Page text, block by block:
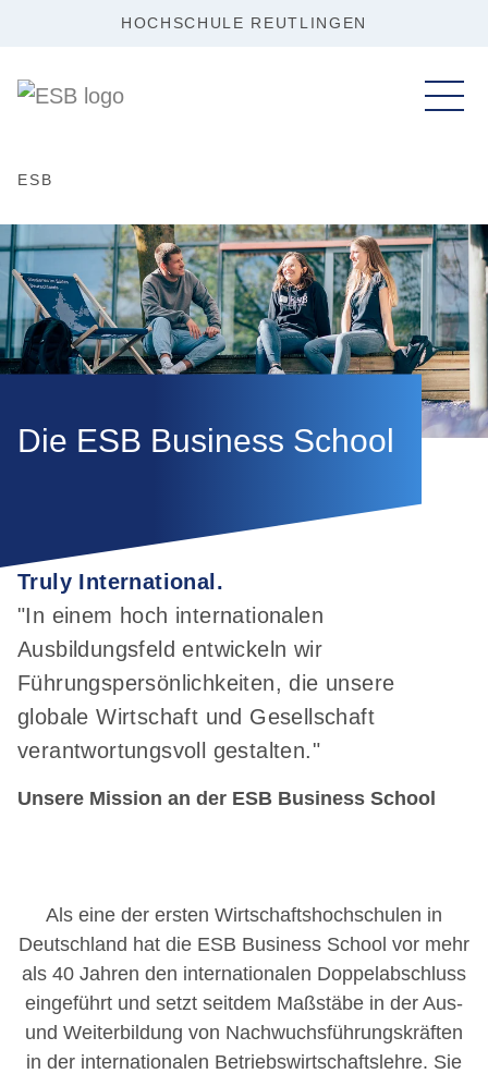
HOCHSCHULE REUTLINGEN
ESB
Die ESB Business School
Truly International.
"In einem hoch internationalen
Ausbildungsfeld entwickeln wir
Führungspersönlichkeiten, die unsere
globale Wirtschaft und Gesellschaft
verantwortungsvoll gestalten."
Unsere Mission an der ESB Business School
Als eine der ersten Wirtschaftshochschulen in
Deutschland hat die ESB Business School vor mehr
als 40 Jahren den internationalen Doppelabschluss
eingeführt und setzt seitdem Maßstäbe in der Aus-
und Weiterbildung von Nachwuchsführungskräften
in der internationalen Betriebswirtschaftslehre. Sie